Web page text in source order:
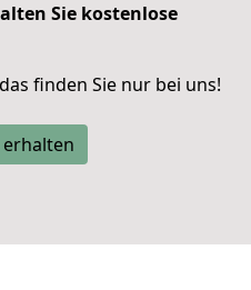
Sie kostenlose
finden Sie nur bei uns!